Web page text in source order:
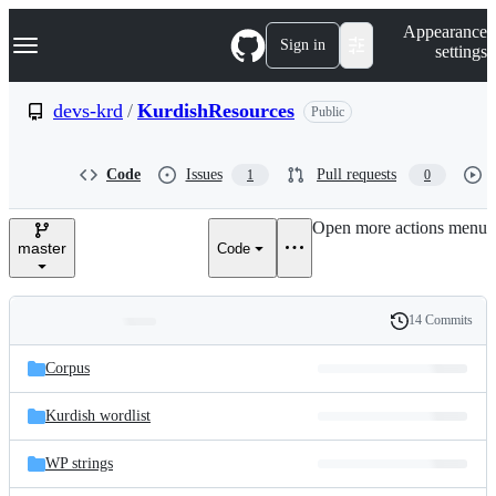
k
p
e
Navigation Menu Sign in
Appearance
settings
devs-krd / KurdishResources Public
Code Issues 1 Pull requests 0
master Code
Open more actions menu
and
files
Latest
commit
History
14 Commits
Corpus
Kurdish wordlist
WP strings